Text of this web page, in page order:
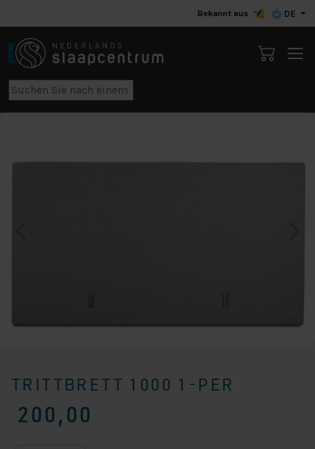
Bekannt aus DE
TRITTBRETT 1000 1-PER
200,00